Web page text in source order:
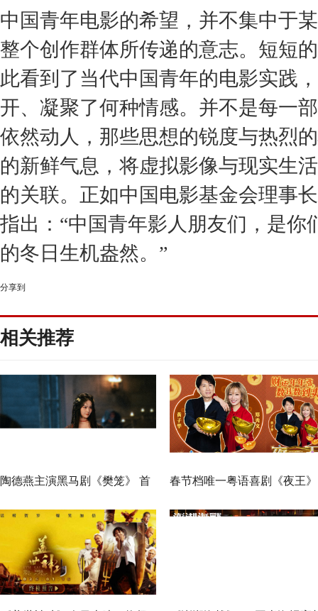
中国青年电影的希望，并不集中于
整个创作群体所传递的意志。短短
此看到了当代中国青年的电影实践
开、凝聚了何种情感。并不是每一
依然动人，那些思想的锐度与热烈
的新鲜气息，将虚拟影像与现实生
的关联。正如中国电影基金会理事
指出： “中国青年影人朋友们，是你
的冬日生机盎然。 ”
分享到
相关推荐
陶德燕主演黑马剧《樊笼》 首
演蛇蝎美人扮相惊艳
春节档唯一粤语喜剧《夜王》
广州路演 黄子华粤语“造梗